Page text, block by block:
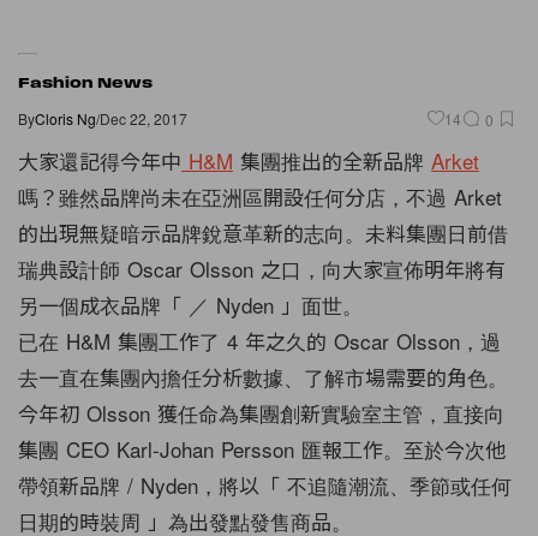
Fashion News
ByCloris Ng/Dec 22, 2017 14 0
大家還記得今年中 H&M 集團推出的全新品牌 Arket
嗎？雖然品牌尚未在亞洲區開設任何分店，不過 Arket
的出現無疑暗示品牌銳意革新的志向。未料集團日前借
瑞典設計師 Oscar Olsson 之口，向大家宣佈明年將有
另一個成衣品牌「 ／ Nyden 」面世。
已在 H&M 集團工作了 4 年之久的 Oscar Olsson，過
去一直在集團內擔任分析數據、了解市場需要的角色。
今年初 Olsson 獲任命為集團創新實驗室主管，直接向
集團 CEO Karl-Johan Persson 匯報工作。至於今次他
帶領新品牌 / Nyden，將以「 不追隨潮流、季節或任何
日期的時裝周 」為出發點發售商品。